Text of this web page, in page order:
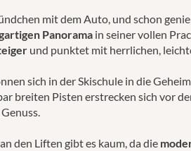
mit dem Auto, und schon
Panorama in seiner vollen
und punktet mit herrlichen,
sich in der Skischule in die
breiten Pisten erstrecken sich vor
den Liften gibt es kaum, da die